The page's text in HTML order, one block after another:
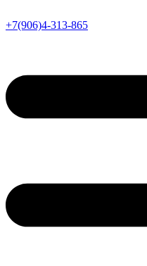
+7(906)4-313-865